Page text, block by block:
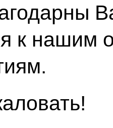
к нашим